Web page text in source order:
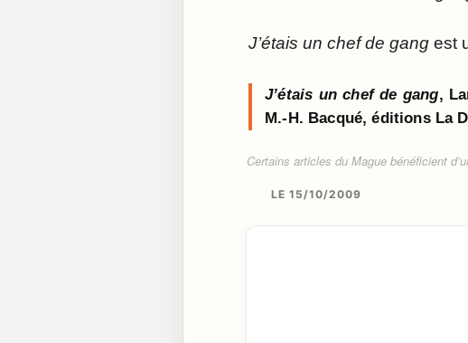
J’étais un chef de gang est
J’étais un chef de gang,
M.-H. Bacqué, éditions La
Certains articles du Mague bénéficient
LE 15/10/2009